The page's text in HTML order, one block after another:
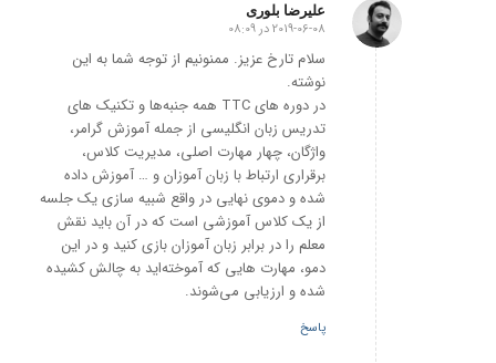
علیرضا بلوری
گفته:
2019-06-08 در 08:09
سلام تارخ عزیز. ممنونیم از توجه شما به این
نوشته.
در دوره های TTC همه جنبه‌ها و تکنیک های
تدریس زبان انگلیسی از جمله آموزش گرامر،
واژگان، چهار مهارت اصلی، مدیریت کلاس،
برقراری ارتباط با زبان آموزان و … آموزش داده
شده و دموی نهایی در واقع شبیه سازی یک جلسه
از یک کلاس آموزشی است که در آن باید نقش
معلم را در برابر زبان آموزان بازی کنید و در این
دمو، مهارت هایی که آموخته‌اید به چالش کشیده
شده و ارزیابی می‌شوند.
پاسخ